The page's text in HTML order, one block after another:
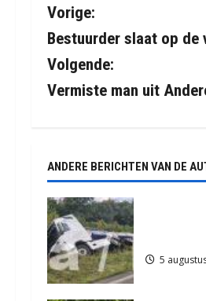
B
e
r
h
t
n
a
Vorige:
Bestuurder slaat op de
Volgende:
Vermiste man uit
ANDERE BERICHTEN VAN DE
5